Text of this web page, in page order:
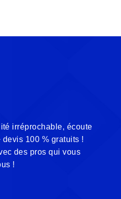
irréprochable, écoute
100 % gratuits !
des pros qui vous
!